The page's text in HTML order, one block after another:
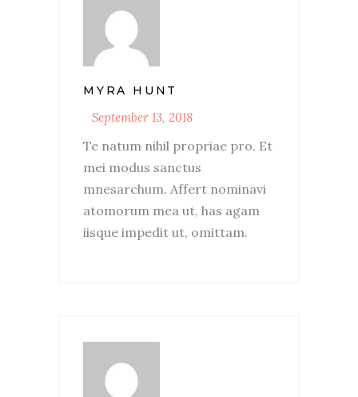
MYRA HUNT
September 13, 2018
Te natum nihil propriae pro. Et
mei modus sanctus
mnesarchum. Affert nominavi
atomorum mea ut, has agam
iisque impedit ut, omittam.